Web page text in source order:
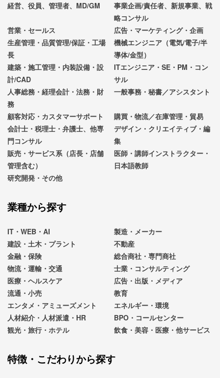
経営、役員、管理者、MD/GM
事業企画/責任者、新規事業、戦
略コンサル
営業・セールス
広告・マーケティング・企画
生産管理・品質管理/保証・工場
長
機械エンジニア（電気/電子/半
導体/金型）
建築・施工管理・内装設備・設
計/CAD
ITエンジニア・SE・PM・コン
サル
人事総務・経理会計・法務・財
務
一般事務・秘書／アシスタント
顧客対応・カスタマーサポート
購買・物流／在庫管理・貿易
会計士・税理士・弁護士、他専
門コンサル
デザイン・クリエイティブ・編
集
販売・サービス系（店長・店舗
管理含む）
医師・講師インストラクター・
日本語教師
研究開発・その他
業種から探す
IT・WEB・AI
製造・メーカー
建設・土木・プラント
不動産
金融・保険
総合商社・専門商社
物流・運輸・交通
士業・コンサルティング
医療・ヘルスケア
広告・出版・メディア
流通・小売
教育
エンタメ・アミューズメント
エネルギー・環境
人材紹介・人材派遣・HR
BPO・コールセンター
観光・旅行・ホテル
飲食・美容・医療・他サービス
特徴・こだわりから探す